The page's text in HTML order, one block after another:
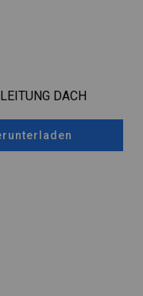
DACH